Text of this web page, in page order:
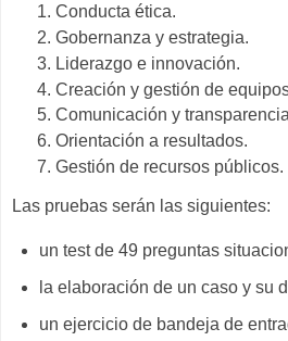
Conducta ética.
Gobernanza y estrategia.
Liderazgo e innovación.
Creación y gestión de
Comunicación y
Orientación a resultados.
Gestión de recursos públicos.
Las pruebas serán las siguientes:
un test de 49 preguntas
la elaboración de un caso y su
un ejercicio de bandeja de